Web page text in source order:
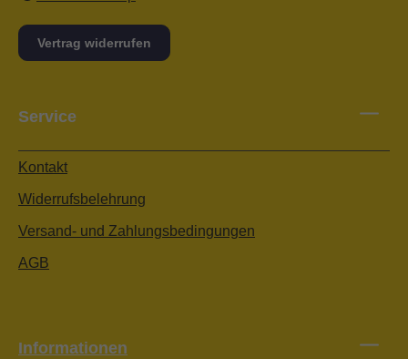
Vertrag widerrufen
Service
Kontakt
Widerrufsbelehrung
Versand- und Zahlungsbedingungen
AGB
Informationen